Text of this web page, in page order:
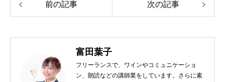
前の記事 次の記事
富田葉子
フリーランスで、ワインやコミュニケーショ
ン、朗読などの講師業をしています。さらに素